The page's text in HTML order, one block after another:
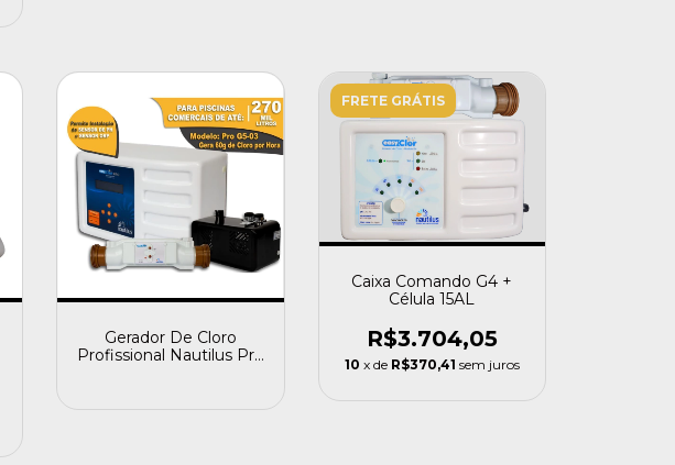
Gerador De Cloro
Profissional Nautilus Pro
FRETE GRÁTIS
Caixa Comando G4 +
Célula 15AL
R$3.704,05
10 x de R$370,41 sem juros